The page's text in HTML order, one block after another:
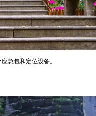
急包和定位设备。